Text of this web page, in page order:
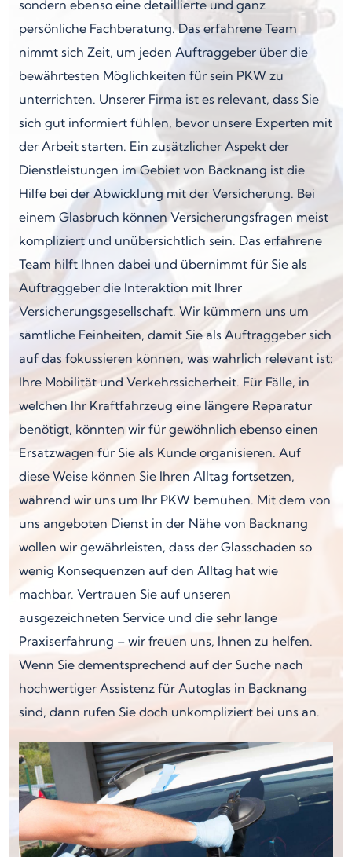
sondern ebenso eine detaillierte und ganz
persönliche Fachberatung. Das erfahrene Team
nimmt sich Zeit, um jeden Auftraggeber über die
bewährtesten Möglichkeiten für sein PKW zu
unterrichten. Unserer Firma ist es relevant, dass Sie
sich gut informiert fühlen, bevor unsere Experten mit
der Arbeit starten. Ein zusätzlicher Aspekt der
Dienstleistungen im Gebiet von Backnang ist die
Hilfe bei der Abwicklung mit der Versicherung. Bei
einem Glasbruch können Versicherungsfragen meist
kompliziert und unübersichtlich sein. Das erfahrene
Team hilft Ihnen dabei und übernimmt für Sie als
Auftraggeber die Interaktion mit Ihrer
Versicherungsgesellschaft. Wir kümmern uns um
sämtliche Feinheiten, damit Sie als Auftraggeber sich
auf das fokussieren können, was wahrlich relevant ist:
Ihre Mobilität und Verkehrssicherheit. Für Fälle, in
welchen Ihr Kraftfahrzeug eine längere Reparatur
benötigt, könnten wir für gewöhnlich ebenso einen
Ersatzwagen für Sie als Kunde organisieren. Auf
diese Weise können Sie Ihren Alltag fortsetzen,
während wir uns um Ihr PKW bemühen. Mit dem von
uns angeboten Dienst in der Nähe von Backnang
wollen wir gewährleisten, dass der Glasschaden so
wenig Konsequenzen auf den Alltag hat wie
machbar. Vertrauen Sie auf unseren
ausgezeichneten Service und die sehr lange
Praxiserfahrung – wir freuen uns, Ihnen zu helfen.
Wenn Sie dementsprechend auf der Suche nach
hochwertiger Assistenz für Autoglas in Backnang
sind, dann rufen Sie doch unkompliziert bei uns an.